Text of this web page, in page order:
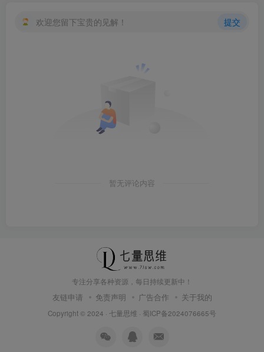
欢迎您留下宝贵的见解！ 提交
暂无评论内容
专注分享各种资源，每日持续更新中！
友链申请 免责声明 广告合作 关于我的
Copyright © 2024 · 七量思维 · 蜀ICP备2024076665号